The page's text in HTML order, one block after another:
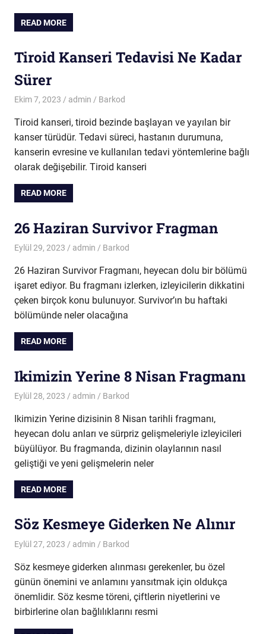
READ MORE
Tiroid Kanseri Tedavisi Ne Kadar
Sürer
Ekim 7, 2023 admin Barkod
Tiroid kanseri, tiroid bezinde başlayan ve yayılan bir
kanser türüdür. Tedavi süreci, hastanın durumuna,
kanserin evresine ve kullanılan tedavi yöntemlerine bağlı
olarak değişebilir. Tiroid kanseri
READ MORE
26 Haziran Survivor Fragman
Eylül 29, 2023 admin Barkod
26 Haziran Survivor Fragmanı, heyecan dolu bir bölümü
işaret ediyor. Bu fragmanı izlerken, izleyicilerin dikkatini
çeken birçok konu bulunuyor. Survivor’ın bu haftaki
bölümünde neler olacağına
READ MORE
Ikimizin Yerine 8 Nisan Fragmanı
Eylül 28, 2023 admin Barkod
Ikimizin Yerine dizisinin 8 Nisan tarihli fragmanı,
heyecan dolu anları ve sürpriz gelişmeleriyle izleyicileri
büyülüyor. Bu fragmanda, dizinin olaylarının nasıl
geliştiği ve yeni gelişmelerin neler
READ MORE
Söz Kesmeye Giderken Ne Alınır
Eylül 27, 2023 admin Barkod
Söz kesmeye giderken alınması gerekenler, bu özel
günün önemini ve anlamını yansıtmak için oldukça
önemlidir. Söz kesme töreni, çiftlerin niyetlerini ve
birbirlerine olan bağlılıklarını resmi